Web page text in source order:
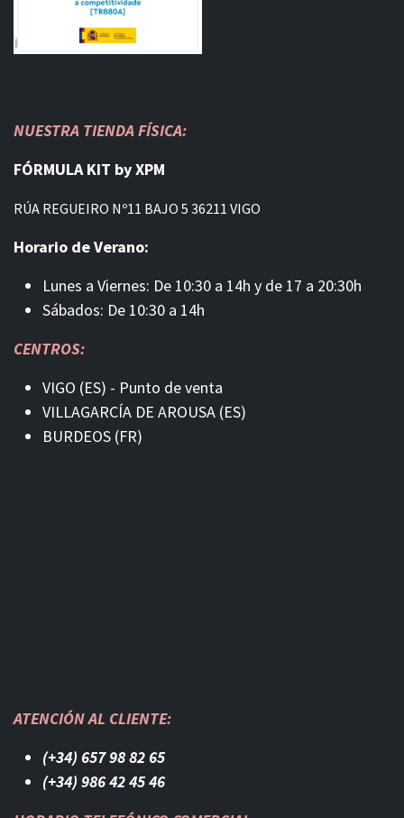
NUESTRA TIENDA FÍSICA:
FÓRMULA KIT by XPM
RÚA REGUEIRO Nº11 BAJO 5 36211 VIGO
Horario de Verano:
Lunes a Viernes: De 10:30 a 14h y de 17 a 20:30h
Sábados: De 10:30 a 14h
CENTROS:
VIGO (ES) - Punto de venta
VILLAGARCÍA DE AROUSA (ES)
BURDEOS (FR)
ATENCIÓN AL CLIENTE:
(+34) 657 98 82 65
(+34) 986 42 45 46​